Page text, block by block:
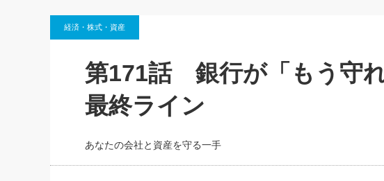
朝礼・会議での「社長の３分間
スピーチ」ネタ帳（2026年8月5
日号）
2026.08.5
に生かし切る！
2026.08.5
中小企業の「１位づくり」戦略(96)
利益を最大化する「業務改善」横田尚哉氏(5)
強い会社を築く ビジネス・クリニック(240)
日本レーザー「人を大切にしながら利益を上げる経営」の極意
(3)
武器としてのM&A入門(3)
社長のための“儲かる通販”戦略視点(151)
継続経営 百話百行(85)
ロングセラーの玉手箱(9)
大復活＆快進撃！ユニバーサルスタジオジャパンの
は(5)
酒井光雄 成功事例に学ぶ繁栄企業のブランド戦略
中国経済の最新動向(204)
事業承継の前に、決めておきた
ピョートル・F・グジ
次もあなたにお願いし
北村森の「
経済・株式・資産
第171話 銀行が「もう守
最終ライン
あなたの会社と資産を守る一手